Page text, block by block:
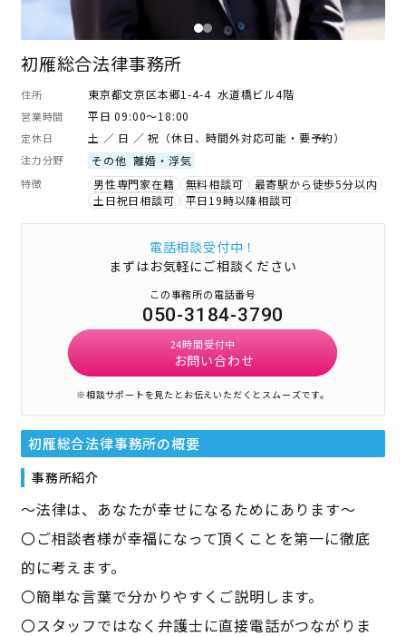
初雁総合法律事務所
住所 東京都文京区本郷1-4-4 水道橋ビル4階
営業時間 平日 09:00～18:00
定休日 土 ／ 日 ／ 祝（休日、時間外対応可能・要予約）
注力分野 その他 離婚・浮気
特徴 男性専門家在籍 無料相談可
最寄駅から徒歩5分以内
土日祝日相談可
平日19時以降相談可
電話相談受付中！
まずはお気軽にご相談ください
この事務所の電話番号
050-3184-3790
24時間受付中
お問い合わせ
※相談サポートを見たとお伝えいただくとスムーズです。
初雁総合法律事務所の概要
事務所紹介
～法律は、あなたが幸せになるためにあります～
〇ご相談者様が幸福になって頂くことを第一に徹底
的に考えます。
〇簡単な言葉で分かりやすくご説明します。
〇スタッフではなく弁護士に直接電話がつながりま